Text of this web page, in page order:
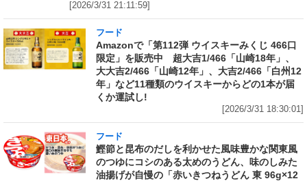
[2026/3/31 21:11:59]
フード
Amazonで「第112弾 ウイスキーみくじ 466口
限定」を販売中 超大吉1/466「山崎18年」、
大大吉2/466「山崎12年」、大吉2/466「白州12
年」など11種類のウイスキーからどの1本が届
くか運試し!
[2026/3/31 18:30:01]
フード
鰹節と昆布のだしを利かせた風味豊かな関東風
のつゆにコシのある太めのうどん、味のしみた
油揚げが自慢の「赤いきつねうどん 東 96g×12